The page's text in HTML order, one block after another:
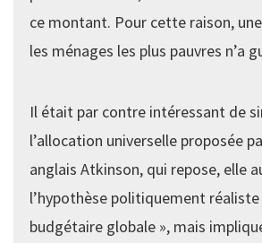
ce montant. Pour cette raison,
les ménages les plus pauvres n’a
Il était par contre intéressant de
l’allocation universelle proposée
anglais Atkinson, qui repose, elle
l’hypothèse politiquement
budgétaire globale », mais